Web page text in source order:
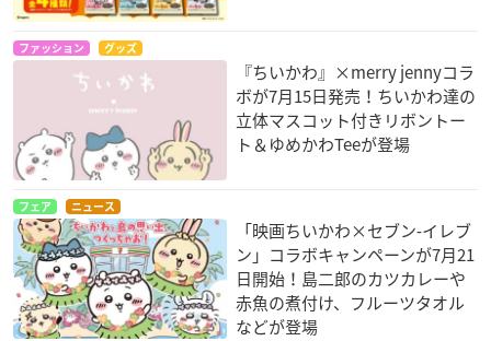
ファッション グッズ
『ちいかわ』×merry jennyコラ
ボが7月15日発売！ちいかわ達の
立体マスコット付きリボントー
ト＆ゆめかわTeeが登場
フェア ニュース
「映画ちいかわ×セブン‐イレブ
ン」コラボキャンペーンが7月21
日開始！島二郎のカツカレーや
赤魚の煮付け、フルーツタオル
などが登場